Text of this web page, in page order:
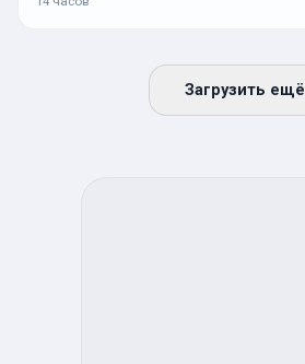
Загрузить ещё